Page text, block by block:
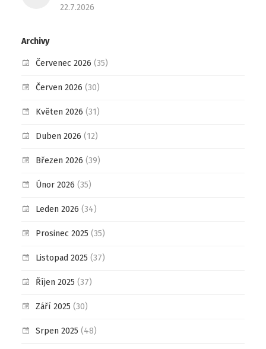
22.7.2026
Archivy
Červenec 2026 (35)
Červen 2026 (30)
Květen 2026 (31)
Duben 2026 (12)
Březen 2026 (39)
Únor 2026 (35)
Leden 2026 (34)
Prosinec 2025 (35)
Listopad 2025 (37)
Říjen 2025 (37)
Září 2025 (30)
Srpen 2025 (48)